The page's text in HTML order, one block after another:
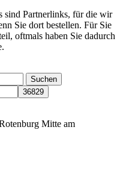
sind Partnerlinks, für die wir
Sie dort bestellen. Für Sie
oftmals haben Sie dadurch
Mitte am